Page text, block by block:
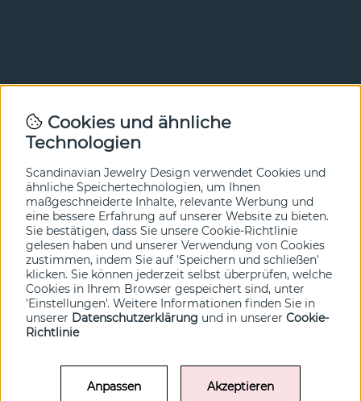
Newsletter
In unserem Newsletter erfahren Sie vor allen anderen
hier an.
Ja bitte!
Cookies und ähnliche
Technologien
Scandinavian Jewelry Design verwendet Cookies und
ähnliche Speichertechnologien, um Ihnen
maßgeschneiderte Inhalte, relevante Werbung und
eine bessere Erfahrung auf unserer Website zu bieten.
Sie bestätigen, dass Sie unsere Cookie-Richtlinie
gelesen haben und unserer Verwendung von Cookies
zustimmen, indem Sie auf 'Speichern und schließen'
klicken. Sie können jederzeit selbst überprüfen, welche
Cookies in Ihrem Browser gespeichert sind, unter
'Einstellungen'. Weitere Informationen finden Sie in
unserer Datenschutzerklärung und in unserer Cookie-
Richtlinie
Anpassen Akzeptieren